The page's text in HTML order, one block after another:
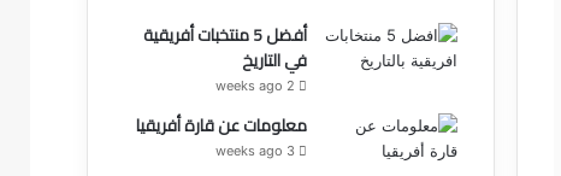
أفضل 5 منتخبات أفريقية
في التاريخ
2 weeks ago
معلومات عن قارة أفريقيا
3 weeks ago